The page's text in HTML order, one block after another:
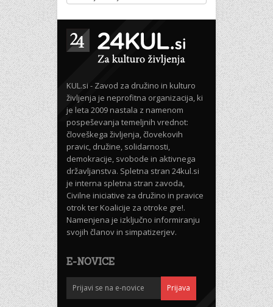
KUL.si - Zavod za družino in kulturo
življenja je neprofitna organizacija, ki
je leta 2009 nastala z namenom
pospeševanja temeljnih vrednot:
človeškega življenja, človekovih
pravic, družine, solidarnosti,
demokracije, svobode in aktivnega
državljanstva. Spletna stran 24kul.si
je interna spletna stran zavoda,
Civilne iniciative za družino in pravice
otrok ter Koalicije za otroke gre!.
Namenjena je izključno informiranju
svojih članov in simpatizerjev.
E-NOVICE